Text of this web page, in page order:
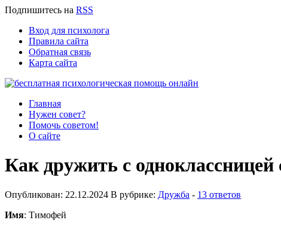
Подпишитесь на RSS
Вход для психолога
Правила сайта
Обратная связь
Карта сайта
Главная
Нужен совет?
Помочь советом!
О сайте
Как дружить с
Опубликован: 22.12.2024 В рубрике: Дружба - 13 ответов
Имя: Тимофей